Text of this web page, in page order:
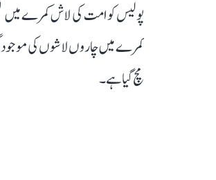
کمرے میں چاروں لاشوں کی
مچ گیا ہے۔